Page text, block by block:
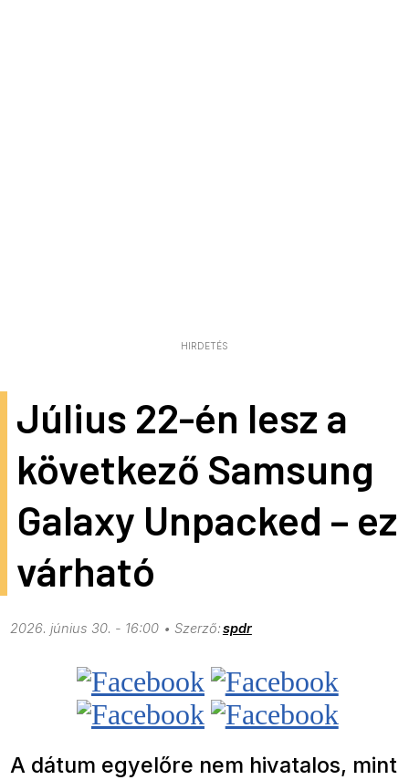
HIRDETÉS
Július 22-én lesz a
következő Samsung
Galaxy Unpacked – ez
várható
2026. június 30. - 16:00 spdr
A dátum egyelőre nem hivatalos, mint